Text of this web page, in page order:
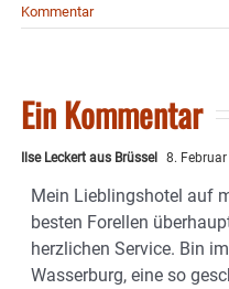
Kommentar
Ein Kommentar
Ilse Leckert aus Brüssel 8.
Mein Lieblingshotel auf
besten Forellen
herzlichen Service. Bin
Wasserburg, eine so